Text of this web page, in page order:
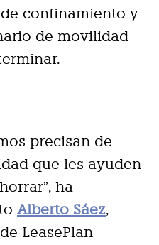
confinamiento y
de movilidad
precisan de
que les ayuden
ha
Alberto Sáez,
LeasePlan